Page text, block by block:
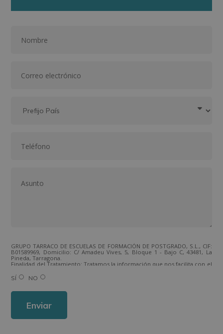
GRUPO TARRACO DE ESCUELAS DE FORMACIÓN DE POSTGRADO, S.L., CIF:
B01589969, Domicilio: C/ Amadeu Vives, 5, Bloque 1 - Bajo C, 43481, La
Pineda, Tarragona.
Finalidad del Tratamiento: Tratamos la información que nos facilita con el
los productos ofrecidos y otros tipo de productos que fueran de su
interés.
Derechos: Puede ejercitar sus derechos identificándose suficientemente,
Para más información consulte nuestra Política de Privacidad.
SÍ NO